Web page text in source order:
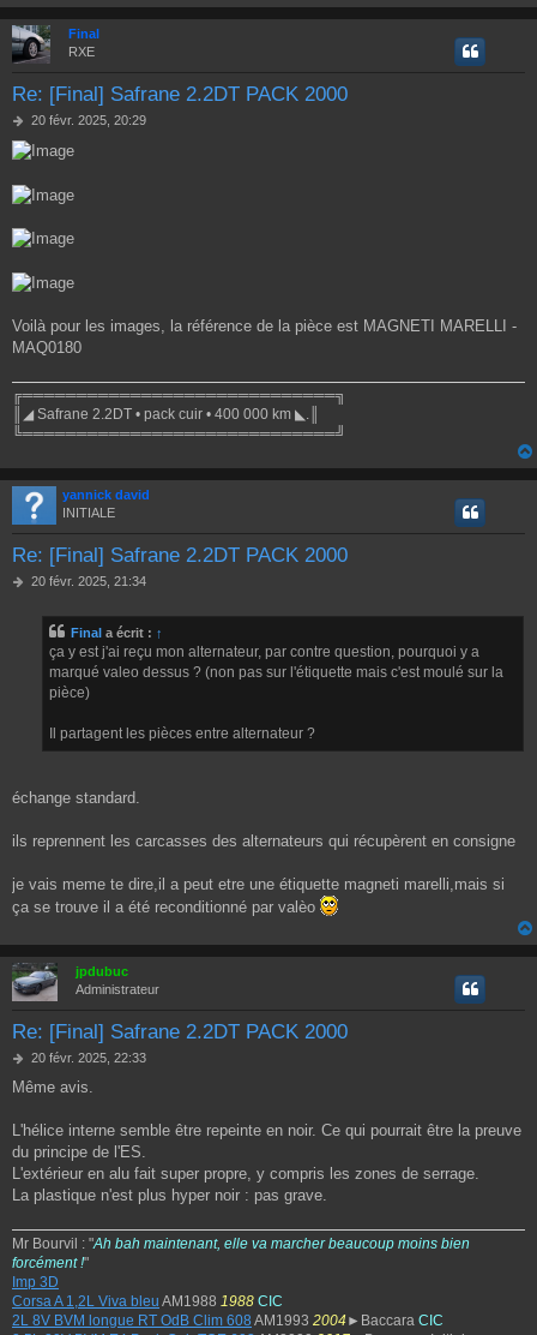
Final
RXE
Re: [Final] Safrane 2.2DT PACK 2000
M
s
a
e
20 févr. 2025, 20:29
Voilà pour les images, la référence de la pièce est MAGNETI MARELLI -
MAQ0180
╔═════════════════════════════╗
║◢ Safrane 2.2DT • pack cuir • 400 000 km ◣.║
╚═════════════════════════════╝
yannick david
INITIALE
Re: [Final] Safrane 2.2DT PACK 2000
M
20 févr. 2025, 21:34
Final a écrit : ↑
ça y est j'ai reçu mon alternateur, par contre question, pourquoi y a
marqué valeo dessus ? (non pas sur l'étiquette mais c'est moulé sur la
pièce)
Il partagent les pièces entre alternateur ?
échange standard.
ils reprennent les carcasses des alternateurs qui récupèrent en consigne
je vais meme te dire,il a peut etre une étiquette magneti marelli,mais si
ça se trouve il a été reconditionné par valèo
jpdubuc
Administrateur
Re: [Final] Safrane 2.2DT PACK 2000
M
s
a
g
20 févr. 2025, 22:33
Même avis.
L'hélice interne semble être repeinte en noir. Ce qui pourrait être la preuve
du principe de l'ES.
L'extérieur en alu fait super propre, y compris les zones de serrage.
La plastique n'est plus hyper noir : pas grave.
Mr Bourvil : "Ah bah maintenant, elle va marcher beaucoup moins bien
forcément !"
Imp 3D
Corsa A 1,2L Viva bleu AM1988 1988 CIC
2L 8V BVM longue RT OdB Clim 608 AM1993 2004 ►Baccara CIC